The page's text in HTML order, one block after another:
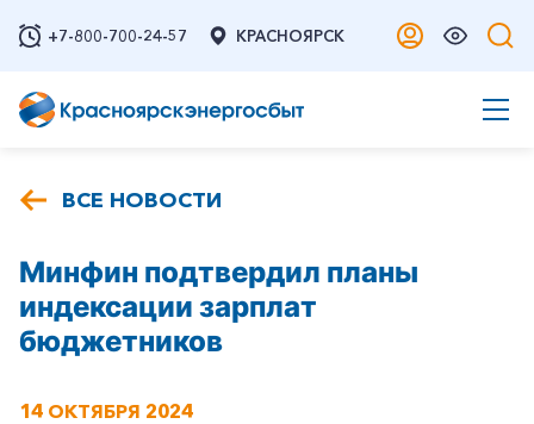
+7-800-700-24-57 КРАСНОЯРСК
ВСЕ НОВОСТИ
Минфин подтвердил планы
индексации зарплат
бюджетников
14 ОКТЯБРЯ 2024